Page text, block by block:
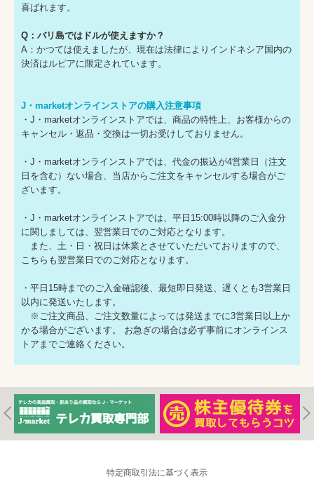
喜ばれます。
Q：バリ島ではドルが使えますか？
A：かつては使えましたが、現在は法律によりインドネシア国内の
決済はルピアに限定されています。
J・marketオンラインストアの購入注意事項
・J・marketオンラインストアでは、商品の特性上、お客様からの
キャンセル・返品・交換は一切お受けしておりません。
・J・marketオンラインストアでは、代金の振込が4営業日（注文
日を含む）ない場合、当店からご注文をキャンセルする場合がご
ざいます。
・J・marketオンラインストアでは、平日15:00時以降のご入金分
に関しましては、翌営業日でのご対応となります。
また、土・日・祝日は休業とさせていただいておりますので、
こちらも翌営業日でのご対応となります。
・平日15時までのご入金確認後、最短即日発送、遅くとも3営業日
以内に発送いたします。
※ご注文商品、ご注文数量によっては発送までに3営業日以上か
かる場合がございます。 お急ぎの場合は必ず事前にオンラインス
トアまでご連絡ください。
特定商取引法に基づく表示